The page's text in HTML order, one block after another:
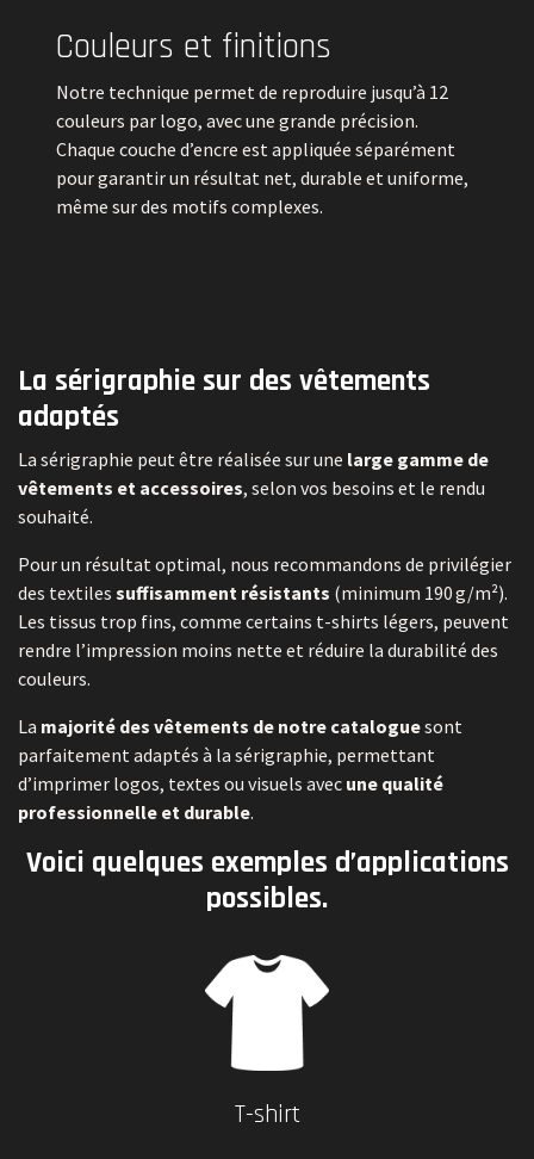
Couleurs et finitions
Notre technique permet de reproduire jusqu’à 12
couleurs par logo, avec une grande précision.
Chaque couche d’encre est appliquée séparément
pour garantir un résultat net, durable et uniforme,
même sur des motifs complexes.
La sérigraphie sur des vêtements
adaptés
La sérigraphie peut être réalisée sur une large gamme de
vêtements et accessoires, selon vos besoins et le rendu
souhaité.
Pour un résultat optimal, nous recommandons de privilégier
des textiles suffisamment résistants (minimum 190 g/m²).
Les tissus trop fins, comme certains t-shirts légers, peuvent
rendre l’impression moins nette et réduire la durabilité des
couleurs.
La majorité des vêtements de notre cataloguesont
parfaitement adaptés à la sérigraphie, permettant
d’imprimer logos, textes ou visuels avec une qualité
professionnelle et durable.
Voici quelques exemples d’applications
possibles.
T-shirt